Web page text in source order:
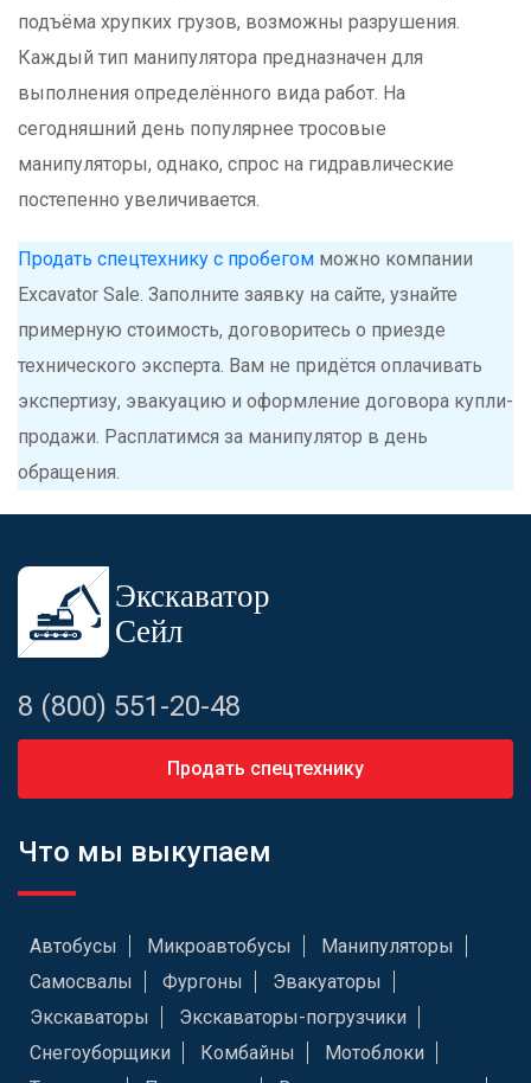
подъёма хрупких грузов, возможны разрушения.
Каждый тип манипулятора предназначен для
выполнения определённого вида работ. На
сегодняшний день популярнее тросовые
манипуляторы, однако, спрос на гидравлические
постепенно увеличивается.
Продать спецтехнику с пробегом можно компании
Excavator Sale. Заполните заявку на сайте, узнайте
примерную стоимость, договоритесь о приезде
технического эксперта. Вам не придётся оплачивать
экспертизу, эвакуацию и оформление договора купли-
продажи. Расплатимся за манипулятор в день
обращения.
8 (800) 551-20-48
Продать спецтехнику
Что мы выкупаем
Автобусы Микроавтобусы
Манипуляторы
Самосвалы
Фургоны
Эвакуаторы
Экскаваторы
Экскаваторы-погрузчики
Снегоуборщики
Комбайны
Мотоблоки